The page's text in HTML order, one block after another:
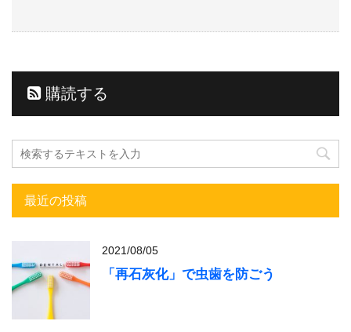
購読する
最近の投稿
2021/08/05
「再石灰化」で虫歯を防ごう